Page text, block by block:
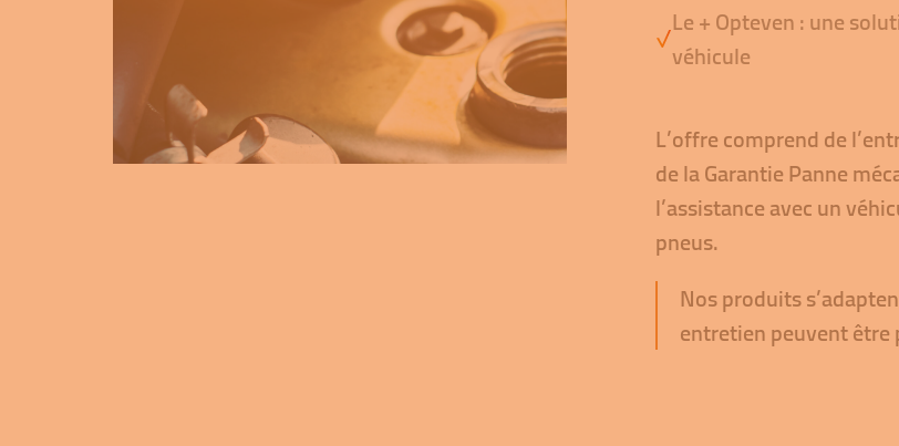
Le + Opteven : une
véhicule
L’offre comprend de
de la Garantie Panne
l’assistance avec un
pneus.
Nos produits
entretien peuvent être